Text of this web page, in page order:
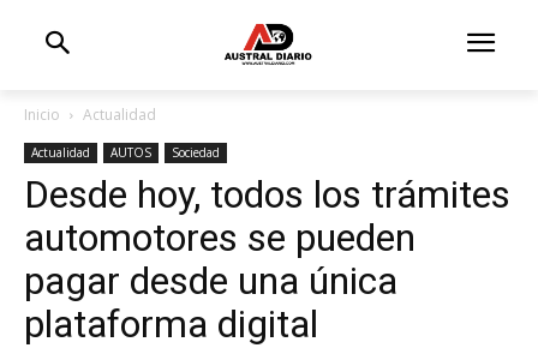
Inicio Actualidad
Actualidad AUTOS Sociedad
Desde hoy, todos los trámites
automotores se pueden
pagar desde una única
plataforma digital